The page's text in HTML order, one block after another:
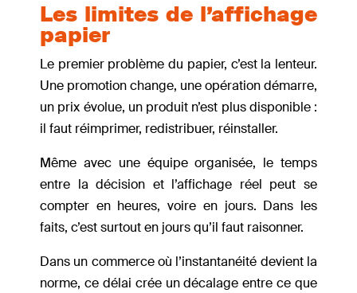
Les limites de l’affichage
papier
Le premier problème du papier, c’est la lenteur.
Une promotion change, une opération démarre,
un prix évolue, un produit n’est plus disponible :
il faut réimprimer, redistribuer, réinstaller.
Même avec une équipe organisée, le temps
entre la décision et l’affichage réel peut se
compter en heures, voire en jours. Dans les
faits, c’est surtout en jours qu’il faut raisonner.
Dans un commerce où l’instantanéité devient la
norme, ce délai crée un décalage entre ce que